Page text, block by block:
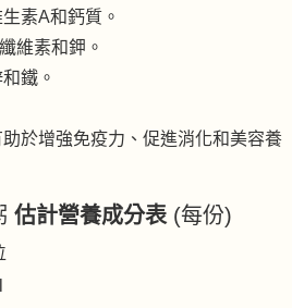
素A和鈣質。
維素和鉀。
鐵。
於增強免疫力、促進消化和美容養
估計營養成分表(每份)